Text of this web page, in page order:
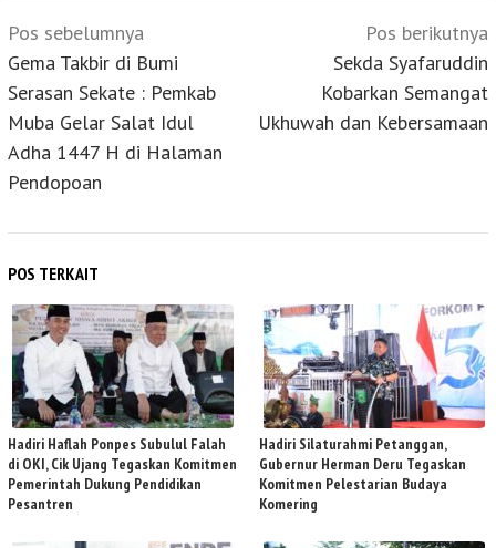
Navigasi
pos
Pos sebelumnya
Gema Takbir di Bumi
Serasan Sekate : Pemkab
Muba Gelar Salat Idul
Adha 1447 H di Halaman
Pendopoan
Pos berikutnya
Sekda Syafaruddin
Kobarkan Semangat
Ukhuwah dan Kebersamaan
POS TERKAIT
Hadiri Haflah Ponpes Subulul Falah
di OKI, Cik Ujang Tegaskan Komitmen
Pemerintah Dukung Pendidikan
Pesantren
Hadiri Silaturahmi Petanggan,
Gubernur Herman Deru Tegaskan
Komitmen Pelestarian Budaya
Komering